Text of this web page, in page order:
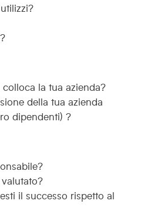
la tua azienda?
della tua azienda
dipendenti) ?
il successo rispetto al